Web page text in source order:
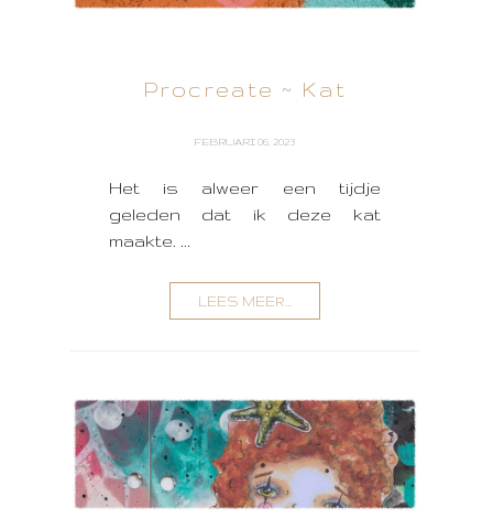
Procreate ~ Kat
FEBRUARI 06, 2023
Het is alweer een tijdje
geleden dat ik deze kat
maakte. ...
LEES MEER...